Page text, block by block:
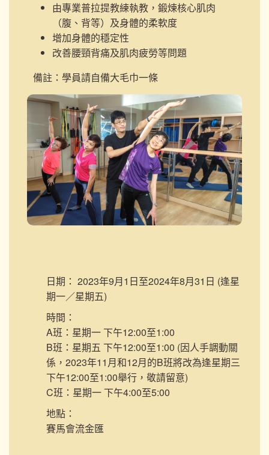
由專業普拉提教練執教，鍛煉核心肌肉
（腹、背等）及身體的柔軟度
增加身體的穩定性
改善腰頸背痛及肌肉疲勞等問題
備註：學員請自備大毛巾一條
日期： 2023年9月1日至2024年8月31日 (逢星
期一／星期五)
時間：
A班：星期一 下午12:00至1:00
B班：星期五 下午12:00至1:00 (因人手調動關
係，2023年11月和12月的B班將改為逢星期三
下午12:00至1:00舉行，敬請留意)
C班：星期一 下午4:00至5:00
地點：
賽馬會流金匯